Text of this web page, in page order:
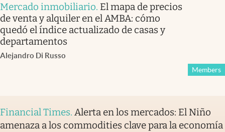
Mercado inmobiliario. El mapa de precios
de venta y alquiler en el AMBA: cómo
quedó el índice actualizado de casas y
departamentos
Alejandro Di Russo
Members
Financial Times. Alerta en los mercados: El Niño
amenaza a los commodities clave para la economía